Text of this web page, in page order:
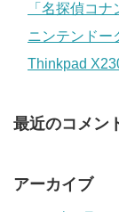
「名探偵コ
ニンテンドー
Thinkpad
最近のコメン
アーカイブ